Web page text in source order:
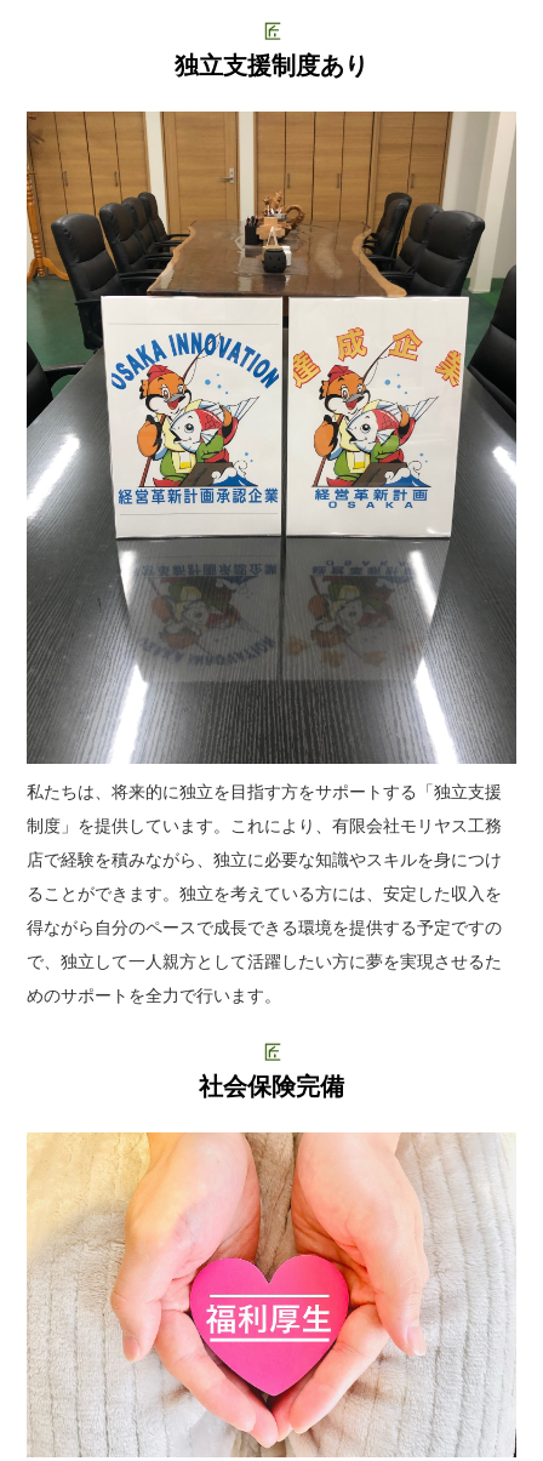
独立支援制度あり
私たちは、将来的に独立を目指す方をサポートする「独立支援
制度」を提供しています。これにより、有限会社モリヤス工務
店で経験を積みながら、独立に必要な知識やスキルを身につけ
ることができます。独立を考えている方には、安定した収入を
得ながら自分のペースで成長できる環境を提供する予定ですの
で、独立して一人親方として活躍したい方に夢を実現させるた
めのサポートを全力で行います。
社会保険完備